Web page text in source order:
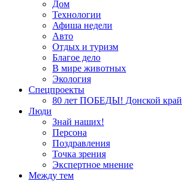
Дом
Технологии
Афиша недели
Авто
Отдых и туризм
Благое дело
В мире животных
Экология
Спецпроекты
80 лет ПОБЕДЫ! Донской край
Люди
Знай наших!
Персона
Поздравления
Точка зрения
Экспертное мнение
Между тем